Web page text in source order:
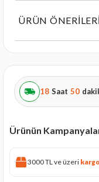
ÜRÜN ÖNERILERI
18 Saat 50
Ürünün
3000 TL ve üzeri